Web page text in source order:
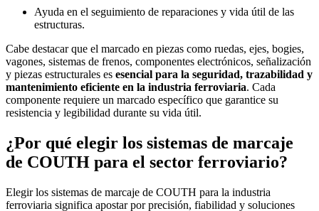
Ayuda en el seguimiento de reparaciones y vida útil de las
estructuras.
Cabe destacar que el marcado en piezas como ruedas, ejes, bogies,
vagones, sistemas de frenos, componentes electrónicos, señalización
y piezas estructurales es esencial para la seguridad, trazabilidad y
mantenimiento eficiente en la industria ferroviaria. Cada
componente requiere un marcado específico que garantice su
resistencia y legibilidad durante su vida útil.
¿Por qué elegir los sistemas de marcaje
de COUTH para el sector ferroviario?
Elegir los sistemas de marcaje de COUTH para la industria
ferroviaria significa apostar por precisión, fiabilidad y soluciones